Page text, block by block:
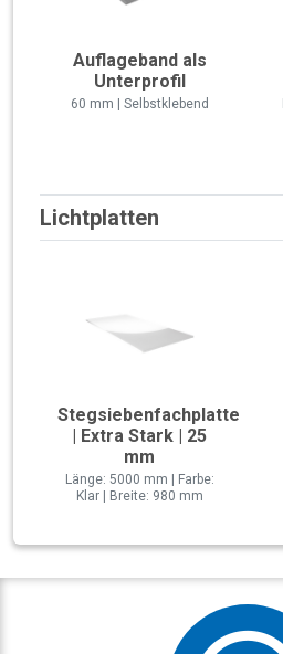
Auflageband als
Unterprofil
60 mm | Selbstklebend
Lichtplatten
Stegsiebenfachplatte
| Extra Stark | 25
mm
Länge: 5000 mm | Farbe:
Klar | Breite: 980 mm